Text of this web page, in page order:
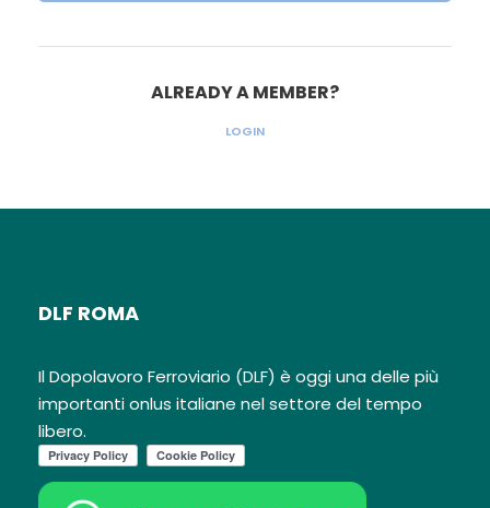
ALREADY A MEMBER?
LOGIN
DLF ROMA
Il Dopolavoro Ferroviario (DLF) è oggi una delle più
importanti onlus italiane nel settore del tempo
libero.